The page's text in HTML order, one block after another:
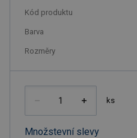
Kód produktu
Barva
Rozměry
ks
Množstevní slevy